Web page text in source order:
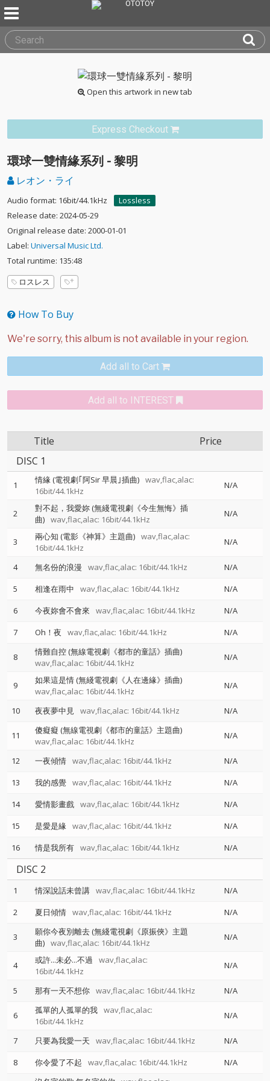
Open this artwork in new tab
Express Checkout
環球一雙情緣系列 - 黎明
レオン・ライ
Audio format: 16bit/44.1kHz
Lossless
Release date: 2024-05-29
Original release date: 2000-01-01
Label: Universal Music Ltd.
Total runtime: 135:48
ロスレス
How To Buy
Add all to Cart
Add all to INTEREST
Title
Price
DISC 1
1 情緣 (電視劇｢阿Sir 早晨｣插曲) wav,flac,alac:
16bit/44.1kHz
N/A
2
對不起，我愛妳 (無綫電視劇《今生無悔》插
曲) wav,flac,alac: 16bit/44.1kHz
N/A
3 兩心知 (電影《神算》主題曲) wav,flac,alac:
16bit/44.1kHz
N/A
4 無名份的浪漫 wav,flac,alac: 16bit/44.1kHz
N/A
5
相逢在雨中 wav,flac,alac: 16bit/44.1kHz
N/A
6
今夜妳會不會來 wav,flac,alac: 16bit/44.1kHz
N/A
7
Oh！夜 wav,flac,alac: 16bit/44.1kHz N/A
8
情難自控 (無線電視劇《都市的童話》插曲)
wav,flac,alac: 16bit/44.1kHz
N/A
9
如果這是情 (無綫電視劇《人在邊緣》插曲)
wav,flac,alac: 16bit/44.1kHz
N/A
10 夜夜夢中見 wav,flac,alac: 16bit/44.1kHz N/A
11
傻癡癡 (無線電視劇《都市的童話》主題曲)
wav,flac,alac: 16bit/44.1kHz
N/A
12 一夜傾情 wav,flac,alac: 16bit/44.1kHz
N/A
13
我的感覺 wav,flac,alac: 16bit/44.1kHz
N/A
14
愛情影畫戲 wav,flac,alac: 16bit/44.1kHz
N/A
15
是愛是緣 wav,flac,alac: 16bit/44.1kHz
N/A
16
情是我所有 wav,flac,alac: 16bit/44.1kHz N/A
DISC 2
1 情深說話未曾講 wav,flac,alac: 16bit/44.1kHz
N/A
2
夏日傾情 wav,flac,alac: 16bit/44.1kHz N/A
3
願你今夜別離去 (無綫電視劇《原振俠》主題
曲) wav,flac,alac: 16bit/44.1kHz
N/A
4 或許...未必...不過
wav,flac,alac:
16bit/44.1kHz
N/A
5 那有一天不想你 wav,flac,alac: 16bit/44.1kHz N/A
6 孤單的人孤單的我 wav,flac,alac:
16bit/44.1kHz
N/A
7 只要為我愛一天 wav,flac,alac: 16bit/44.1kHz
N/A
8
你令愛了不起 wav,flac,alac: 16bit/44.1kHz
N/A